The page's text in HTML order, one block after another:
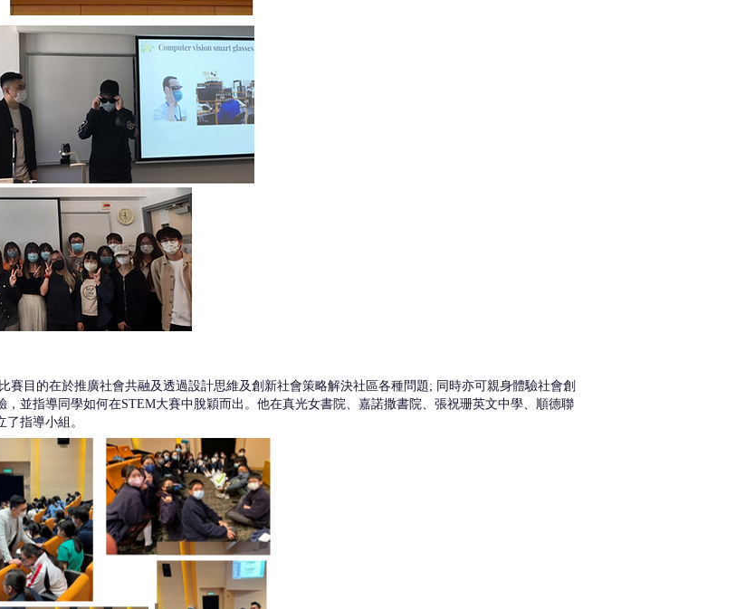
賽目的在於推廣社會共融及透過設計思維及創新社會策略解決社區各種問題; 同時亦可親身體驗社會創
並指導同學如何在STEM大賽中脫穎而出。他在真光女書院、嘉諾撒書院、張祝珊英文中學、順德聯
指導小組。